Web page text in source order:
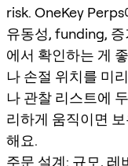
risk. OneKey
유동성, funding,
에서 확인하는 게
나 손절 위치를 미
나 관찰 리스트에
리하게 움직이면
해요.
주문 설계: 규모,